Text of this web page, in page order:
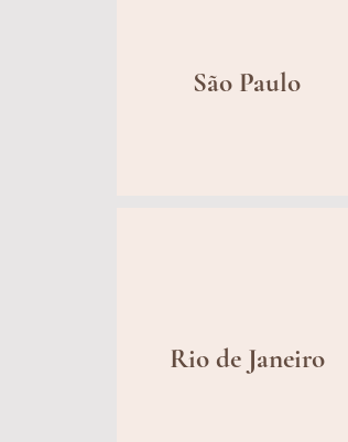
São Paulo
Rio de Janeiro